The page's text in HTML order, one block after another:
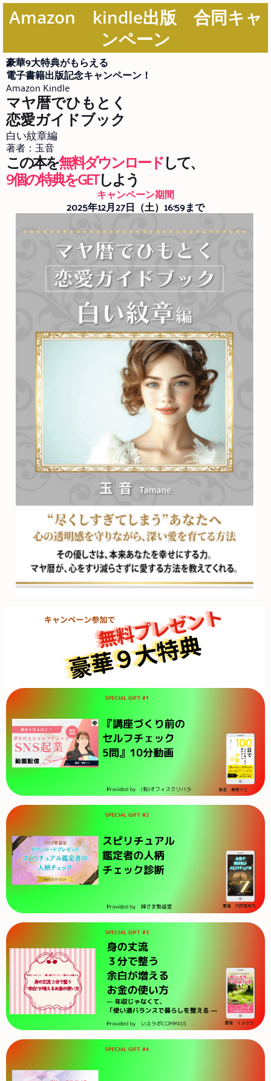
Amazon kindle出版 合同キャ
ンペーン
豪華9大特典がもらえる
電子書籍出版記念キャンペーン！
Amazon Kindle
マヤ暦でひもとく
恋愛ガイドブック
白い紋章編
著者：玉音
この本を無料ダウンロードして、
9個の特典をGETしよう
キャンペーン期間
2025年12月27日（土）16:59まで